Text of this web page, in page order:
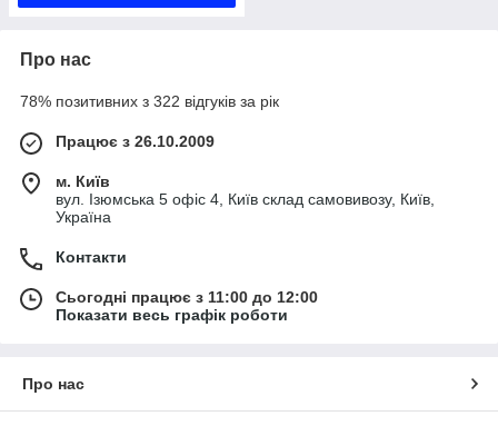
Про нас
78% позитивних з 322 відгуків за рік
Працює з 26.10.2009
м. Київ
вул. Ізюмська 5 офіс 4, Київ склад самовивозу, Київ,
Україна
Контакти
Сьогодні працює з 11:00 до 12:00
Показати весь графік роботи
Про нас